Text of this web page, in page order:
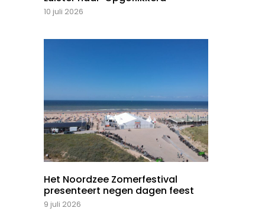
10 juli 2026
Het Noordzee Zomerfestival
presenteert negen dagen feest
9 juli 2026